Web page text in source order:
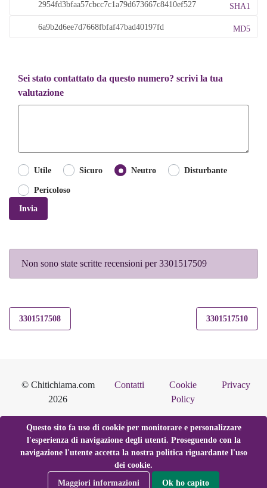
SHA1
MD5
Sei stato contattato da questo numero? scrivi la tua
valutazione
Utile Sicuro Neutro Disturbante
Pericoloso
Invia
Non sono state scritte recensioni per 3301517509
3301517508 3301517510
© Chitichiama.com
2026
Contatti
Cookie
Policy
Privacy
Questo sito fa uso di cookie per monitorare e personalizzare
l'esperienza di navigazione degli utenti. Proseguendo con la
navigazione l'utente accetta la nostra politica riguardante l'uso
dei cookie.
Maggiori informazioni
Ok ho capito